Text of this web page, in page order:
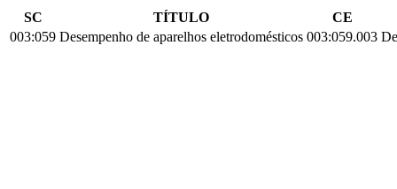
SC TÍTULO
CE
003:059 Desempenho de aparelhos eletrodomésticos 003:059.003